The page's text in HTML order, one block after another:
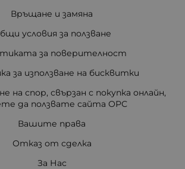
Връщане и замяна
условия за ползване
за поверителност
за използване на бисквитки
на спор, свързан с покупка онлайн,
да ползвате сайта ОРС
Вашите права
Отказ от сделка
За Нас